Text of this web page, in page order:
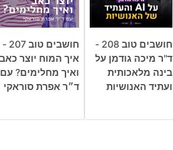
חושבים טוב 208 -
ד"ר מיכה גודמן על
בינה מלאכותית
ועתיד האנושיות
חושבים טוב 207 -
איך המוח יוצר כאב
ואיך מחלימים? עם
ד״ר אפרת סוראקי